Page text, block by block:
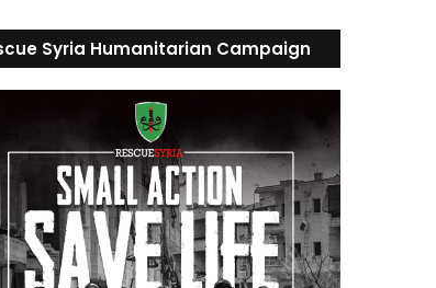
Syria Humanitarian Campaign